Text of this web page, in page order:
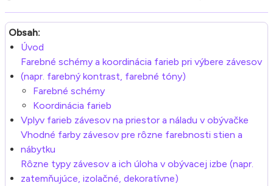
Obsah:
Úvod
Farebné schémy a koordinácia farieb pri výbere závesov
(napr. farebný kontrast, farebné tóny)
Farebné schémy
Koordinácia farieb
Vplyv farieb závesov na priestor a náladu v obývačke
Vhodné farby závesov pre rôzne farebnosti stien a
nábytku
Rôzne typy závesov a ich úloha v obývacej izbe (napr.
zatemňujúce, izolačné, dekoratívne)